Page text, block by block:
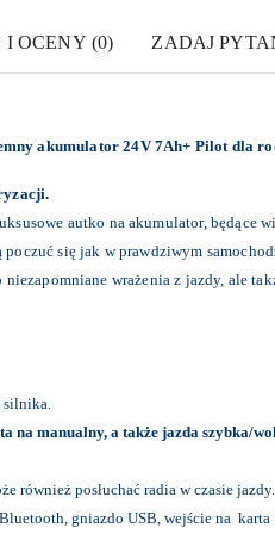
I OCENY (0) ZADAJ
akumulator 24V 7Ah+ Pilot dla
autko na akumulator, będące
się jak w prawdziwym
wrażenia z jazdy, ale
silnika.
na manualny, a także jazda szybka/
również posłuchać radia w czasie jazdy.
gniazdo USB, wejście na karta